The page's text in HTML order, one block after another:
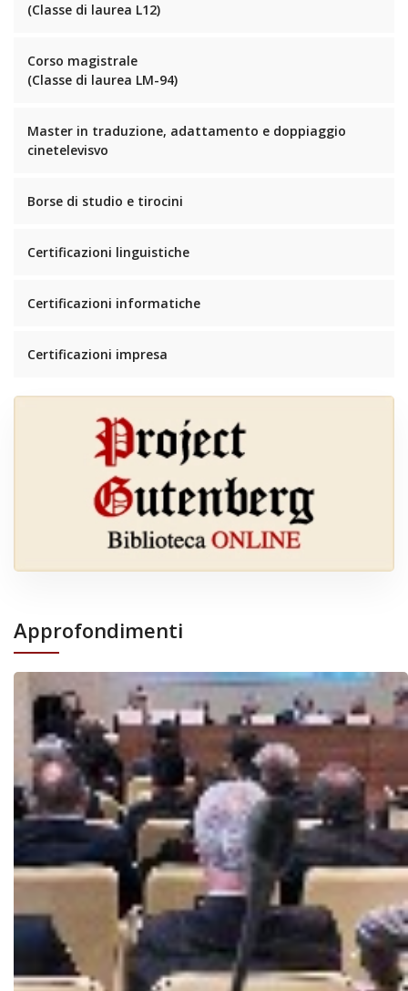
(Classe di laurea L12)
Corso magistrale
(Classe di laurea LM-94)
Master in traduzione, adattamento e doppiaggio
cinetelevisvo
Borse di studio e tirocini
Certificazioni linguistiche
Certificazioni informatiche
Certificazioni impresa
Approfondimenti